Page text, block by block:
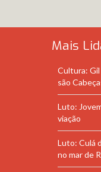
Mais
Cultura:
são
Luto:
viação
Luto: Culá
no mar de